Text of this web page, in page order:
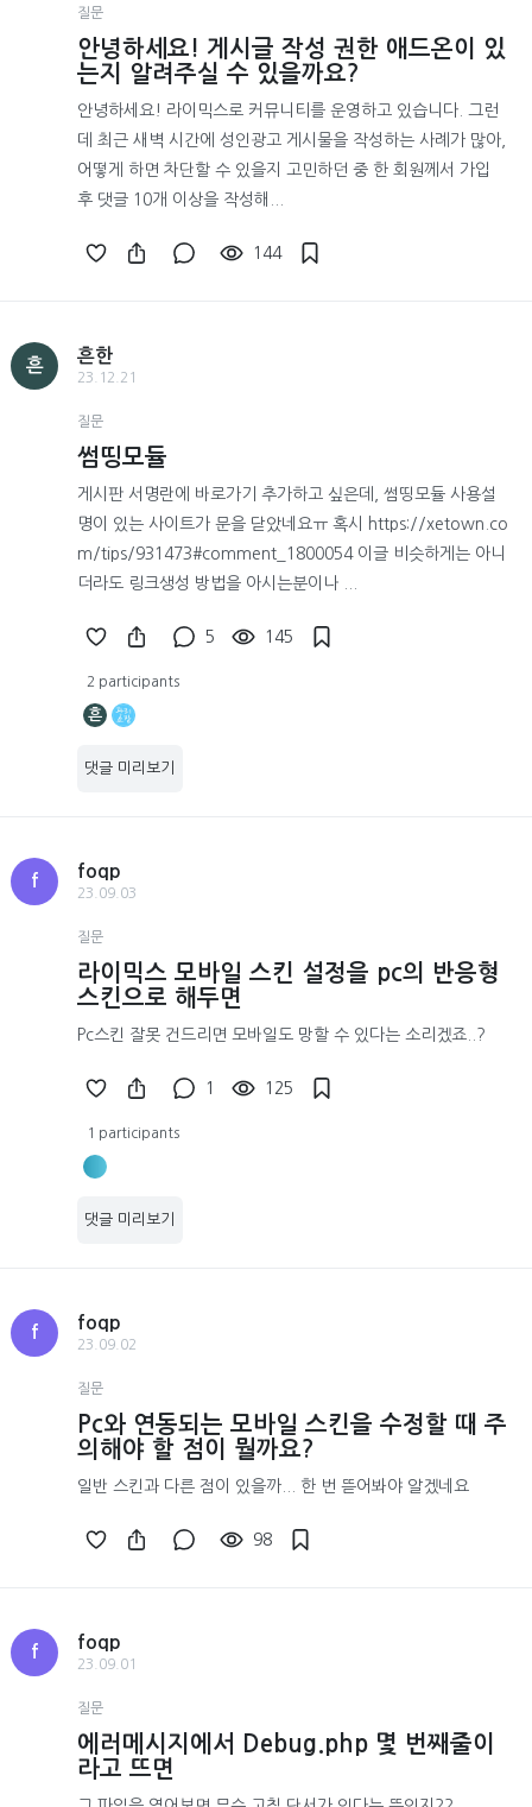
질문
안녕하세요! 게시글 작성 권한 애드온이 있
는지 알려주실 수 있을까요?
안녕하세요! 라이믹스로 커뮤니티를 운영하고 있습니다. 그런
데 최근 새벽 시간에 성인광고 게시물을 작성하는 사례가 많아,
어떻게 하면 차단할 수 있을지 고민하던 중 한 회원께서 가입
후 댓글 10개 이상을 작성해...
144
흔
흔한
23.12.21
질문
썸띵모듈
게시판 서명란에 바로가기 추가하고 싶은데, 썸띵모듈 사용설
명이 있는 사이트가 문을 닫았네요ㅠ 혹시 https://xetown.co
m/tips/931473#comment_1800054 이글 비슷하게는 아니
더라도 링크생성 방법을 아시는분이나 ...
5 145
2 participants
흔
댓글 미리보기
f
foqp
23.09.03
질문
라이믹스 모바일 스킨 설정을 pc의 반응형
스킨으로 해두면
Pc스킨 잘못 건드리면 모바일도 망할 수 있다는 소리겠죠..?
1 125
1 participants
댓글 미리보기
f
foqp
23.09.02
질문
Pc와 연동되는 모바일 스킨을 수정할 때 주
의해야 할 점이 뭘까요?
일반 스킨과 다른 점이 있을까... 한 번 뜯어봐야 알겠네요
98
f
foqp
23.09.01
질문
에러메시지에서 Debug.php 몇 번째줄이
라고 뜨면